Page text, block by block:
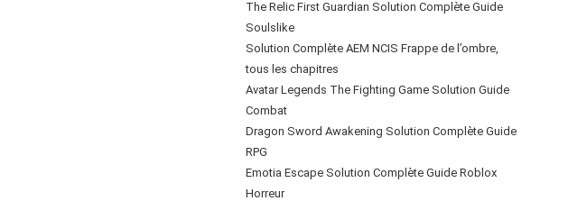
The Relic First Guardian Solution Complète Guide
Soulslike
Solution Complète AEM NCIS Frappe de l’ombre,
tous les chapitres
Avatar Legends The Fighting Game Solution Guide
Combat
Dragon Sword Awakening Solution Complète Guide
RPG
Emotia Escape Solution Complète Guide Roblox
Horreur